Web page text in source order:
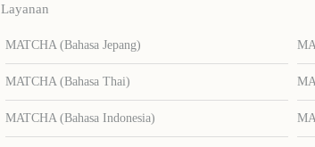
Layanan
MATCHA (Bahasa Jepang)
MATCHA (Bahasa Thai)
MATCHA (Bahasa Indonesia)